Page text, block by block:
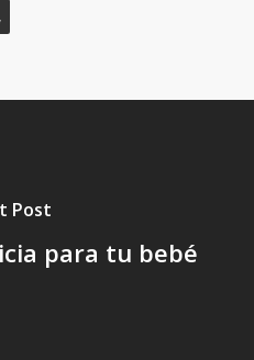
Post
para tu bebé